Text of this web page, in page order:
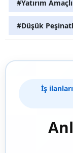
#Yatırım
#Düşük
İş